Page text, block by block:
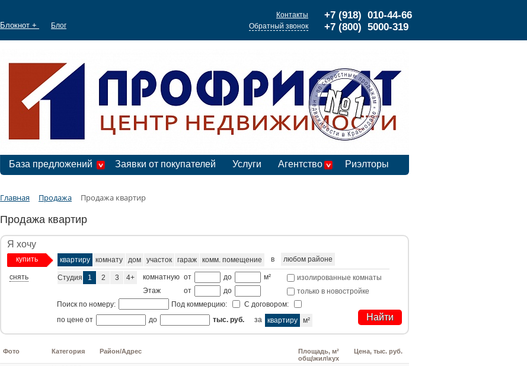
Блокнот + Блог
+7 (918) 010-44-66
+7 (800) 5000-319
Контакты
Обратный звонок
База предложений Заявки от покупателей Услуги Агентство Риэлторы
Главная Продажа Продажа квартир
Продажа квартир
Я хочу
купить
снять
квартиру комнату дом участок гараж комм. помещение в любом районе
Студия 1 2 3 4+ комнатную от до м²
изолированные комнаты
Этаж
от до
только в новостройке
Поиск по номеру:
Под коммерцию:
С договором:
по цене от
до тыс. руб. за квартиру м²
Фото Категория Район/Адрес
Площадь, м²
общ\жил\кух
Цена, тыс. руб.